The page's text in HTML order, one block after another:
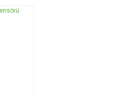
görüntülenemiyor.